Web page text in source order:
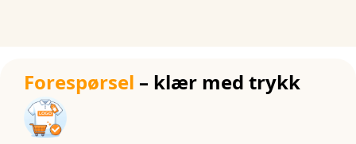
Forespørsel – klær med trykk